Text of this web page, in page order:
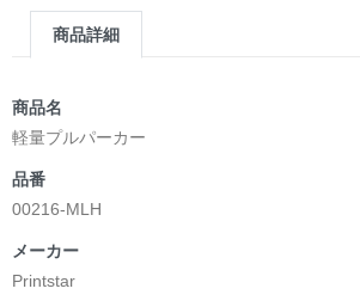
商品詳細
商品名
軽量プルパーカー
品番
00216-MLH
メーカー
Printstar